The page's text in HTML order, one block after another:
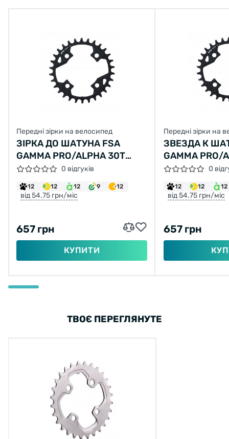
Передні зірки на велосипед
ЗІРКА ДО ШАТУНА FSA
GAMMA PRO/ALPHA 30Т
(1Х11), BCD 820 відгуків
12 12 12 9 12
від 54.75 грн/міс
657 грн
КУПИТИ
Передні зірки на
ЗВЕЗДА К
GAMMA PRO/
(1Х11), BCD 82
0
12 12 12
від 54.75 грн/міс
657 грн
ТВОЄ ПЕРЕГЛЯНУТЕ